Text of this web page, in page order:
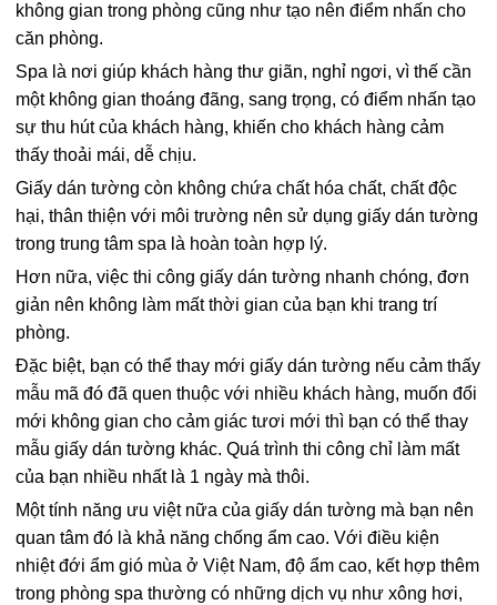
không gian trong phòng cũng như tạo nên điểm nhấn cho
căn phòng.
Spa là nơi giúp khách hàng thư giãn, nghỉ ngơi, vì thế cần
một không gian thoáng đãng, sang trọng, có điểm nhấn tạo
sự thu hút của khách hàng, khiến cho khách hàng cảm
thấy thoải mái, dễ chịu.
Giấy dán tường còn không chứa chất hóa chất, chất độc
hại, thân thiện với môi trường nên sử dụng giấy dán tường
trong trung tâm spa là hoàn toàn hợp lý.
Hơn nữa, việc thi công giấy dán tường nhanh chóng, đơn
giản nên không làm mất thời gian của bạn khi trang trí
phòng.
Đặc biệt, bạn có thể thay mới giấy dán tường nếu cảm thấy
mẫu mã đó đã quen thuộc với nhiều khách hàng, muốn đổi
mới không gian cho cảm giác tươi mới thì bạn có thể thay
mẫu giấy dán tường khác. Quá trình thi công chỉ làm mất
của bạn nhiều nhất là 1 ngày mà thôi.
Một tính năng ưu việt nữa của giấy dán tường mà bạn nên
quan tâm đó là khả năng chống ẩm cao. Với điều kiện
nhiệt đới ẩm gió mùa ở Việt Nam, độ ẩm cao, kết hợp thêm
trong phòng spa thường có những dịch vụ như xông hơi,